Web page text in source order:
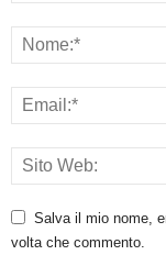
Salva il mio nome,
volta che commento.